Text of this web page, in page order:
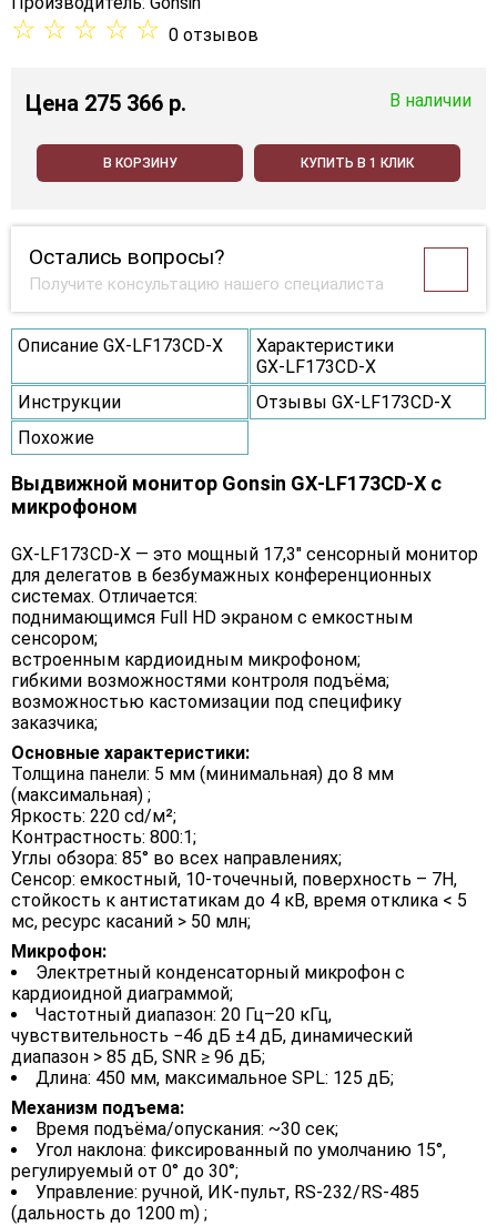
☆ ☆ ☆ ☆ ☆ 0 отзывов
Цена 275 366 p. В наличии
В КОРЗИНУ КУПИТЬ В 1 КЛИК
Остались вопросы?
Получите консультацию нашего специалиста
Описание GX‑LF173CD‑X
Характеристики
GX‑LF173CD‑X
Инструкции
Отзывы GX‑LF173CD‑X
Похожие
Выдвижной монитор Gonsin GX‑LF173CD‑X с
микрофоном
GX‑LF173CD‑X — это мощный 17,3″ сенсорный монитор
для делегатов в безбумажных конференционных
системах. Отличается:
поднимающимся Full HD экраном с емкостным
сенсором;
встроенным кардиоидным микрофоном;
гибкими возможностями контроля подъёма;
возможностью кастомизации под специфику
заказчика;
Основные характеристики:
Толщина панели: 5 мм (минимальная) до 8 мм
(максимальная) ;
Яркость: 220 cd/м²;
Контрастность: 800:1;
Углы обзора: 85° во всех направлениях;
Сенсор: емкостный, 10‑точечный, поверхность – 7H,
стойкость к антистатикам до 4 кВ, время отклика < 5
мс, ресурс касаний > 50 млн;
Микрофон:
Электретный конденсаторный микрофон с
кардиоидной диаграммой;
Частотный диапазон: 20 Гц–20 кГц,
чувствительность −46 дБ ±4 дБ, динамический
диапазон > 85 дБ, SNR ≥ 96 дБ;
Длина: 450 мм, максимальное SPL: 125 дБ;
Механизм подъема:
Время подъёма/опускания: ~30 сек;
Угол наклона: фиксированный по умолчанию 15°,
регулируемый от 0° до 30°;
Управление: ручной, ИК‑пульт, RS‑232/RS‑485
(дальность до 1200 m) ;